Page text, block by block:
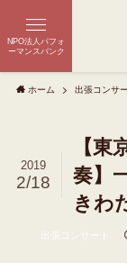
NPO法人パフォ
ーマンスバンク
ホーム 出張コンサ
【
奏】
きわ
2019
2/18
出張コンサート